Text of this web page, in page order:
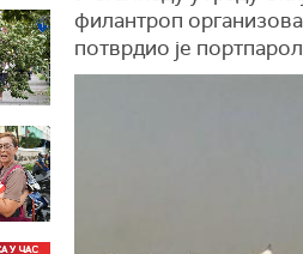
филантроп
потврдио је